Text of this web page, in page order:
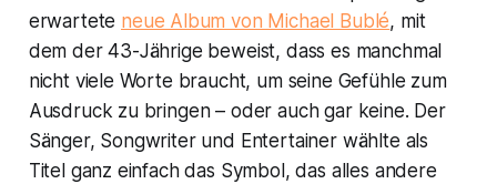
erwartete neue Album von Michael Bublé, mit
dem der 43-Jährige beweist, dass es manchmal
nicht viele Worte braucht, um seine Gefühle zum
Ausdruck zu bringen – oder auch gar keine. Der
Sänger, Songwriter und Entertainer wählte als
Titel ganz einfach das Symbol, das alles andere